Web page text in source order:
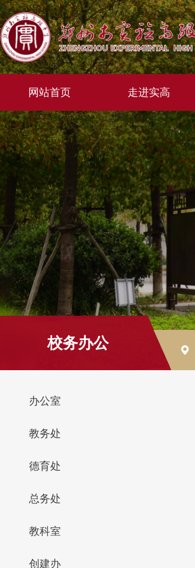
网站首页 走进实高
校务办公
办公室
教务处
德育处
总务处
教科室
创建办